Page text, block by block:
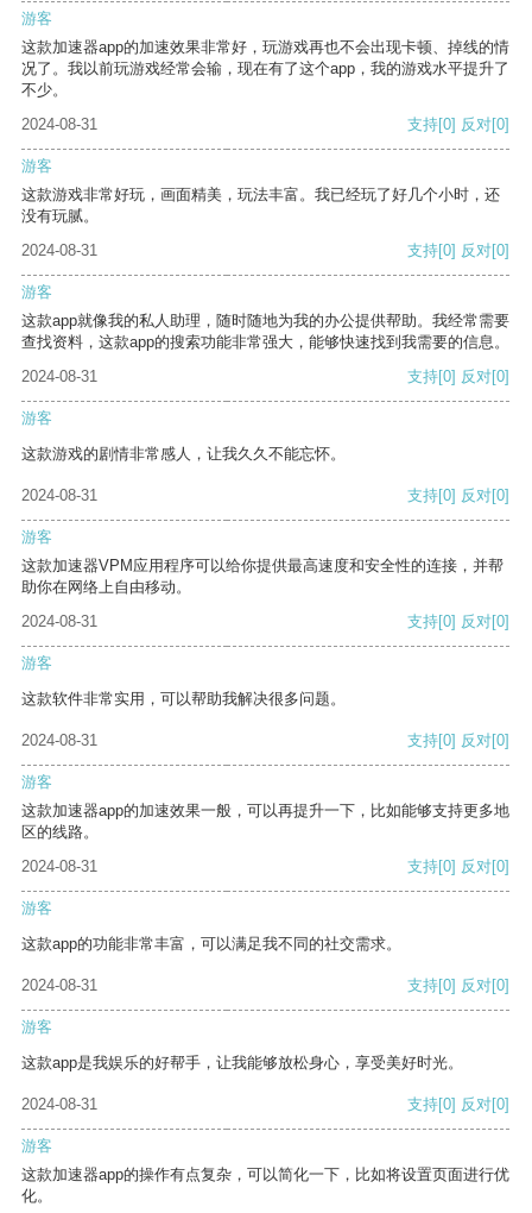
游客
这款加速器app的加速效果非常好，玩游戏再也不会出现卡顿、掉线的情
况了。我以前玩游戏经常会输，现在有了这个app，我的游戏水平提升了
不少。
2024-08-31
支持[0] 反对[0]
游客
这款游戏非常好玩，画面精美，玩法丰富。我已经玩了好几个小时，还
没有玩腻。
2024-08-31
支持[0] 反对[0]
游客
这款app就像我的私人助理，随时随地为我的办公提供帮助。我经常需要
查找资料，这款app的搜索功能非常强大，能够快速找到我需要的信息。
2024-08-31
支持[0] 反对[0]
游客
这款游戏的剧情非常感人，让我久久不能忘怀。
2024-08-31 支持[0] 反对[0]
游客
这款加速器VPM应用程序可以给你提供最高速度和安全性的连接，并帮
助你在网络上自由移动。
2024-08-31
支持[0] 反对[0]
游客
这款软件非常实用，可以帮助我解决很多问题。
2024-08-31 支持[0] 反对[0]
游客
这款加速器app的加速效果一般，可以再提升一下，比如能够支持更多地
区的线路。
2024-08-31
支持[0] 反对[0]
游客
这款app的功能非常丰富，可以满足我不同的社交需求。
2024-08-31 支持[0] 反对[0]
游客
这款app是我娱乐的好帮手，让我能够放松身心，享受美好时光。
2024-08-31 支持[0] 反对[0]
游客
这款加速器app的操作有点复杂，可以简化一下，比如将设置页面进行优
化。